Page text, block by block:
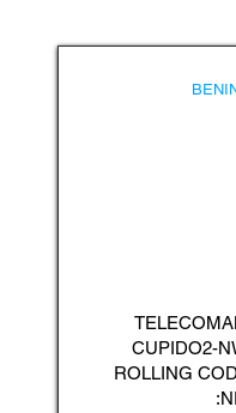
CUPIDO2-
ROLLING